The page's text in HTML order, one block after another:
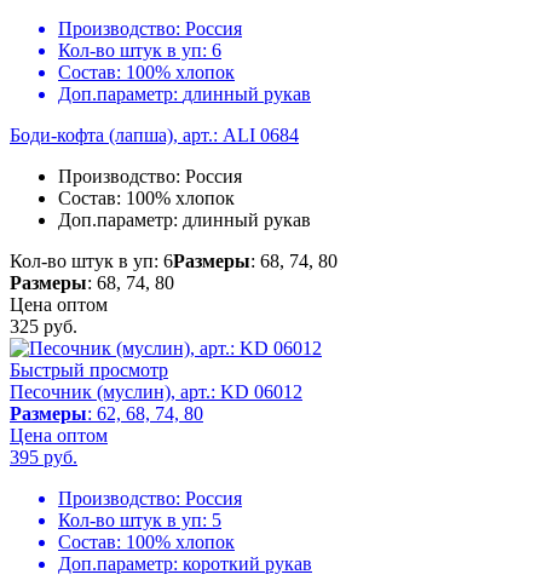
Производство: Россия
Кол-во штук в уп: 6
Состав: 100% хлопок
Доп.параметр: длинный рукав
Боди-кофта (лапша), арт.: ALI 0684
Производство: Россия
Состав: 100% хлопок
Доп.параметр: длинный рукав
Кол-во штук в уп: 6Размеры: 68, 74, 80
Размеры: 68, 74, 80
Цена оптом
325 руб.
Быстрый просмотр
Песочник (муслин), арт.: KD 06012
Размеры: 62, 68, 74, 80
Цена оптом
395 руб.
Производство: Россия
Кол-во штук в уп: 5
Состав: 100% хлопок
Доп.параметр: короткий рукав